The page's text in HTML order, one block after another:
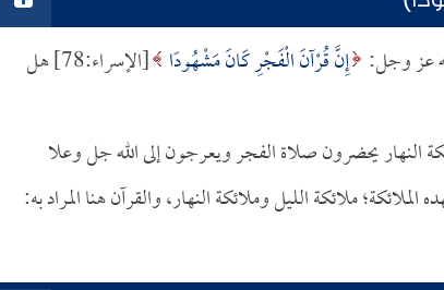
عز وجل: إِنَّ قُرْآنَ الْفَجْرِ كَانَ مَشْهُودًا
[الإسراء:78] هل
النهار يحضرون صلاة الفجر ويعرجون إلى الله جل وعلا
ملائكة الليل وملائكة النهار، والقرآن هنا المراد به: